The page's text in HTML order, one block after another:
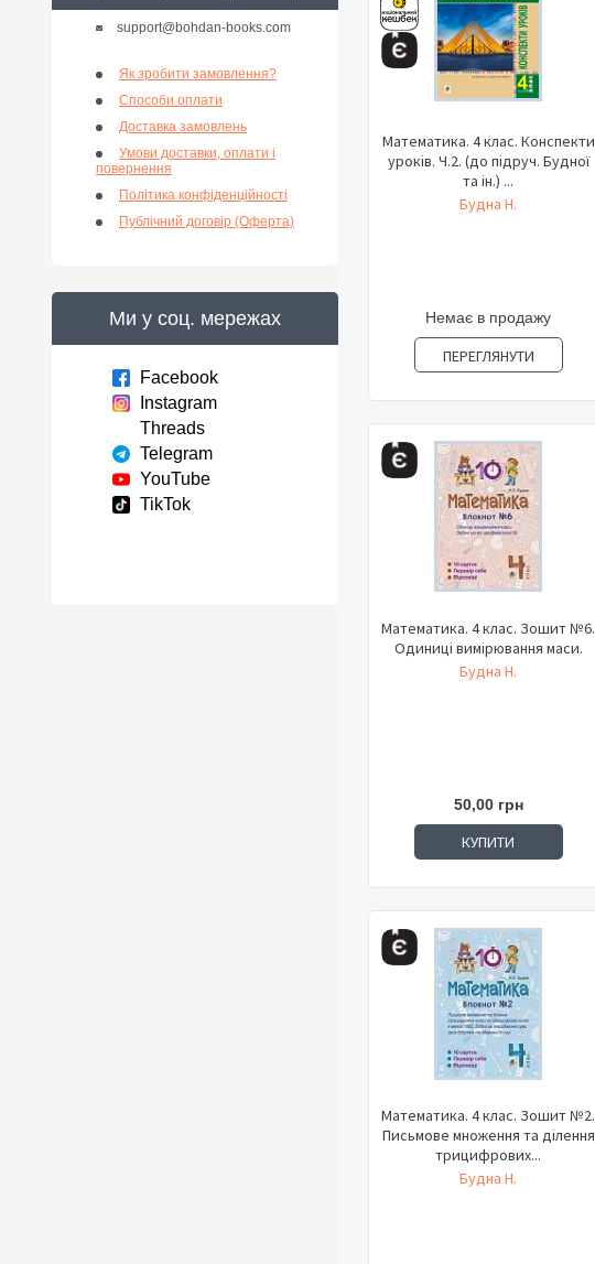
support@bohdan-books.com
Як зробити замовлення?
Способи оплати
Доставка замовлень
Умови доставки, оплати і
повернення
Політика конфіденційності
Публічний договір (Оферта)
Ми у соц. мережах
Facebook
Instagram
Threads
Telegram
YouTube
TikTok
Математика. 4 клас. Конспекти
уроків. Ч.2. (до підруч. Будної
та ін.) ...
Будна Н.
Немає в продажу
ПЕРЕГЛЯНУТИ
Математика. 4 клас. Зошит №6.
Одиниці вимірювання маси.
Будна Н.
50,00 грн
КУПИТИ
Математика. 4 клас. Зошит №2.
Письмове множення та ділення
трицифрових...
Будна Н.